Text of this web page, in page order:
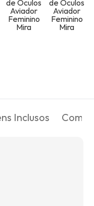
Inclusos Como